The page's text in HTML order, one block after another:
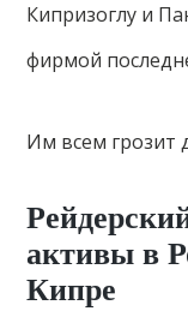
Кипризоглу и
фирмой
Им всем грозит
активы в
Кипре